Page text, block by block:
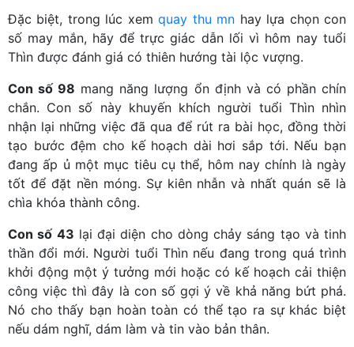
Đặc biệt, trong lúc xemquay thu mn hay lựa chọn con
số may mắn, hãy để trực giác dẫn lối vì hôm nay tuổi
Thìn được đánh giá có thiên hướng tài lộc vượng.
Con số 98 mang năng lượng ổn định và có phần chín
chắn. Con số này khuyến khích người tuổi Thìn nhìn
nhận lại những việc đã qua để rút ra bài học, đồng thời
tạo bước đệm cho kế hoạch dài hơi sắp tới. Nếu bạn
đang ấp ủ một mục tiêu cụ thể, hôm nay chính là ngày
tốt để đặt nền móng. Sự kiên nhẫn và nhất quán sẽ là
chìa khóa thành công.
Con số 43 lại đại diện cho dòng chảy sáng tạo và tinh
thần đổi mới. Người tuổi Thìn nếu đang trong quá trình
khởi động một ý tưởng mới hoặc có kế hoạch cải thiện
công việc thì đây là con số gợi ý về khả năng bứt phá.
Nó cho thấy bạn hoàn toàn có thể tạo ra sự khác biệt
nếu dám nghĩ, dám làm và tin vào bản thân.